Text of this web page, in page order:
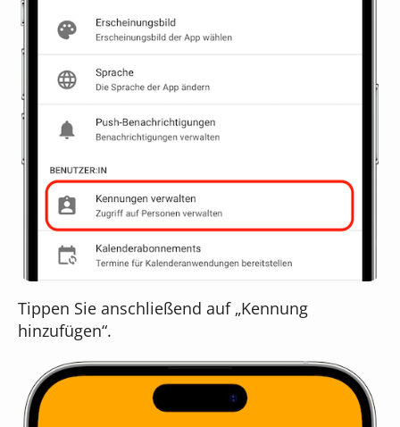
Tippen Sie anschließend auf „Kennung
hinzufügen“.